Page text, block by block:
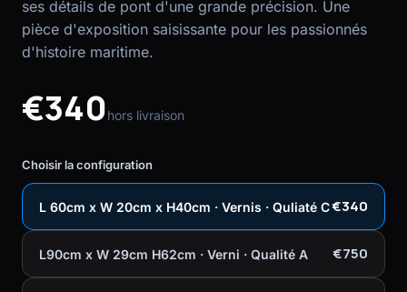
ses détails de pont d'une grande précision. Une
pièce d'exposition saisissante pour les passionnés
d'histoire maritime.
€340hors livraison
Choisir la configuration
L 60cm x W 20cm x H40cm · Vernis · Quliaté C€340
L90cm x W 29cm H62cm · Verni · Qualité A €750